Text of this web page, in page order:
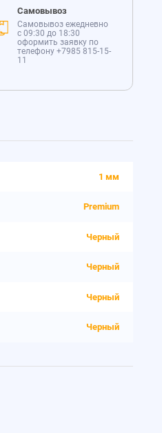
Самовывоз
Самовывоз ежедневно
с 09:30 до 18:30
оформить заявку по
телефону +7985 815-15-
11
1 мм
Premium
Черный
Черный
Черный
Черный